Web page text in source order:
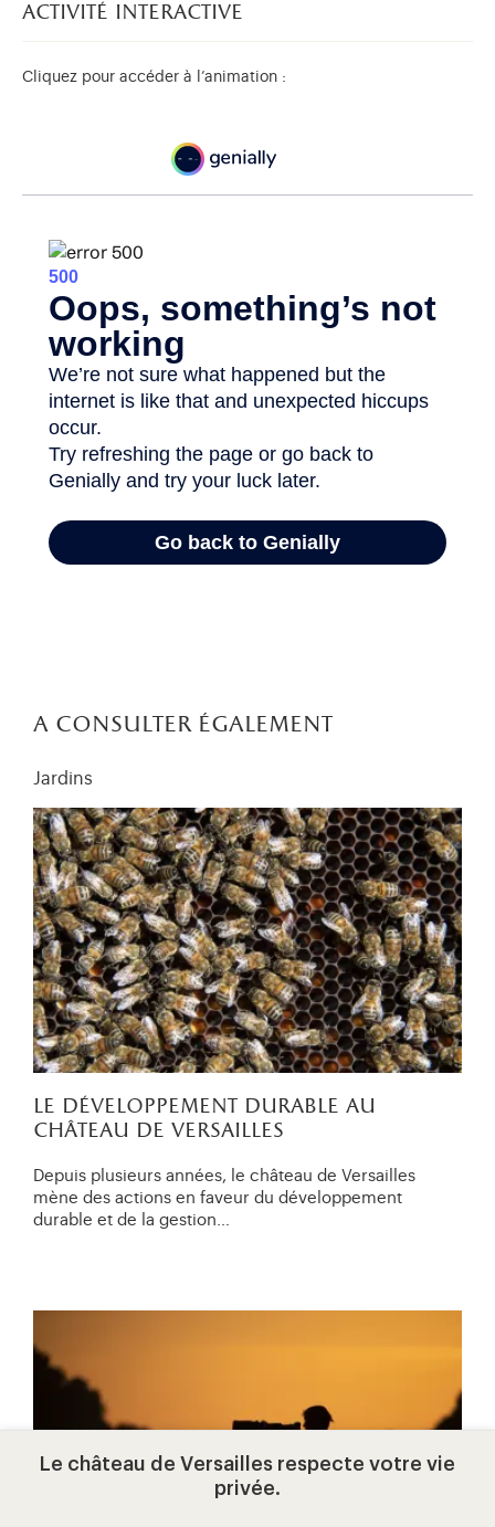
activité interactive
Cliquez pour accéder à l’animation :
a consulter également
Jardins
le développement durable au
château de versailles
Depuis plusieurs années, le château de Versailles
mène des actions en faveur du développement
durable et de la gestion…
Le château de Versailles respecte votre vie
privée.